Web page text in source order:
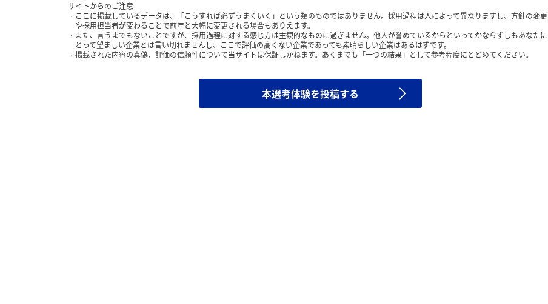
サイトからのご注意
ここに掲載しているデータは、「こうすれば必ずうまくいく」という類のものではありません。採用過程は人によって異なりますし、方針の変更
や採用担当者が変わることで前年と大幅に変更される場合もありえます。
また、言うまでもないことですが、採用過程に対する感じ方は主観的なものに過ぎません。他人が誉めているからといってかならずしもあなたに
とって望ましい企業とは言い切れませんし、ここで評価の高くない企業であっても素晴らしい企業はあるはずです。
掲載された内容の真偽、評価の信頼性について当サイトは保証しかねます。あくまでも「一つの結果」として参考程度にとどめてください。
本選考体験を投稿する